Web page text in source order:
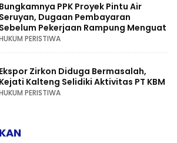
Bungkamnya PPK Proyek Pintu Air
Seruyan, Dugaan Pembayaran
Sebelum Pekerjaan Rampung Menguat
PERISTIWA
Ekspor Zirkon Diduga Bermasalah,
Kejati Kalteng Selidiki Aktivitas PT KBM
PERISTIWA